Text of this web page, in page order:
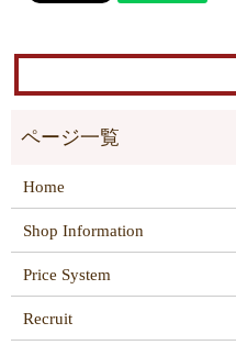
Home
Shop Information
Price System
Recruit